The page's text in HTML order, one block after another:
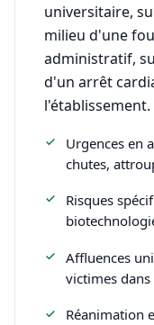
universitaire,
milieu d'une
administratif,
d'un arrêt
l'établissement.
Urgences en
chutes,
Risques
Affluences
victimes
Réanimation